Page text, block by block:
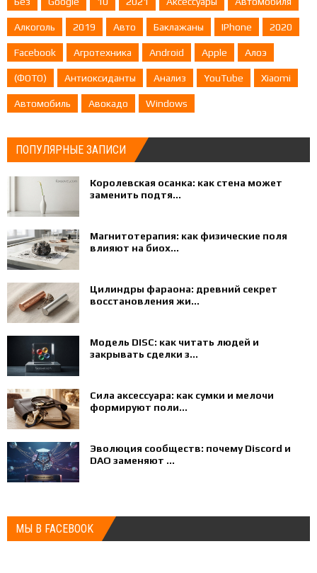
Алкоголь 2019 Авто Баклажаны IPhone 2020
Facebook Агротехника Android Apple Алоэ
(ФОТО) Антиоксиданты Анализ YouTube Xiaomi
Автомобиль Авокадо Windows
ПОПУЛЯРНЫЕ ЗАПИСИ
Королевская осанка: как стена может
заменить подтя...
Магнитотерапия: как физические поля
влияют на биох...
Цилиндры фараона: древний секрет
восстановления жи...
Модель DISC: как читать людей и
закрывать сделки з...
Сила аксессуара: как сумки и мелочи
формируют поли...
Эволюция сообществ: почему Discord и
DAO заменяют ...
МЫ В FACEBOOK